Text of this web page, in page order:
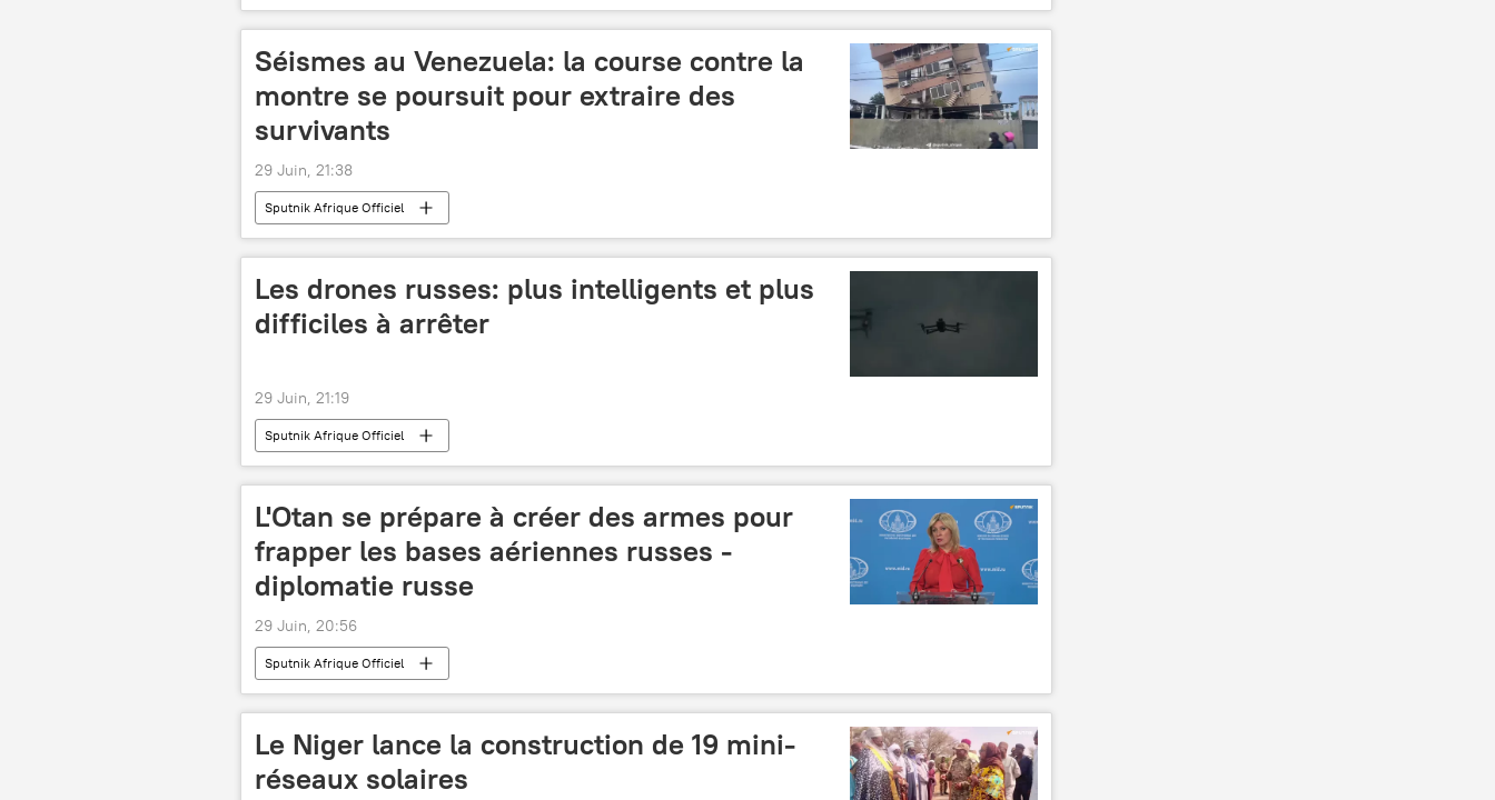
Séismes au Venezuela: la course contre la
montre se poursuit pour extraire des
survivants
29 Juin, 21:38
Sputnik Afrique Officiel
Les drones russes: plus intelligents et plus
difficiles à arrêter
29 Juin, 21:19
Sputnik Afrique Officiel
L'Otan se prépare à créer des armes pour
frapper les bases aériennes russes -
diplomatie russe
29 Juin, 20:56
Sputnik Afrique Officiel
Le Niger lance la construction de 19 mini-
réseaux solaires